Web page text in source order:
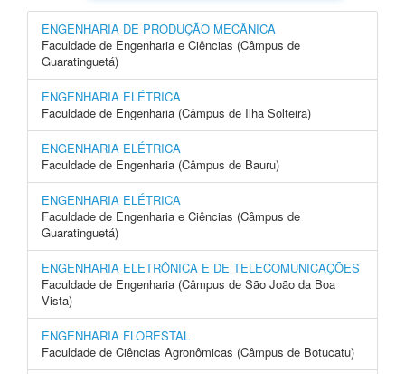
ENGENHARIA DE PRODUÇÃO MECÂNICA
Faculdade de Engenharia e Ciências (Câmpus de
Guaratinguetá)
ENGENHARIA ELÉTRICA
Faculdade de Engenharia (Câmpus de Ilha Solteira)
ENGENHARIA ELÉTRICA
Faculdade de Engenharia (Câmpus de Bauru)
ENGENHARIA ELÉTRICA
Faculdade de Engenharia e Ciências (Câmpus de
Guaratinguetá)
ENGENHARIA ELETRÔNICA E DE TELECOMUNICAÇÕES
Faculdade de Engenharia (Câmpus de São João da Boa
Vista)
ENGENHARIA FLORESTAL
Faculdade de Ciências Agronômicas (Câmpus de Botucatu)